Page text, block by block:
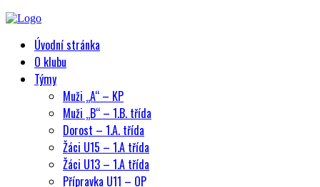
Úvodní stránka
O klubu
Týmy
Muži „A“ – KP
Muži „B“ – 1.B. třída
Dorost – 1.A. třída
Žáci U15 – 1.A třída
Žáci U13 – 1.A třída
Přípravka U11 – OP